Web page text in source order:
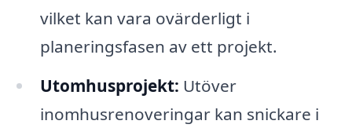
vilket kan vara ovärderligt i
planeringsfasen av ett projekt.
Utomhusprojekt: Utöver
inomhusrenoveringar kan snickare i